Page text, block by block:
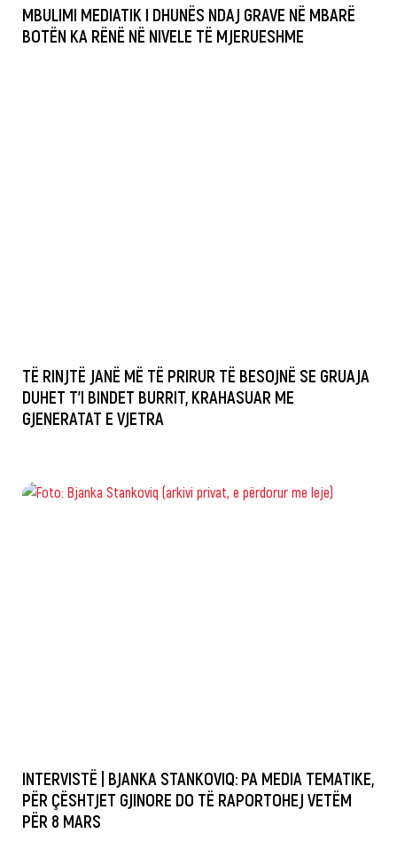
MBULIMI MEDIATIK I DHUNËS NDAJ GRAVE NË MBARË
BOTËN KA RËNË NË NIVELE TË MJERUESHME
TË RINJTË JANË MË TË PRIRUR TË BESOJNË SE GRUAJA
DUHET T’I BINDET BURRIT, KRAHASUAR ME
GJENERATAT E VJETRA
INTERVISTË | BJANKA STANKOVIQ: PA MEDIA TEMATIKE,
PËR ÇËSHTJET GJINORE DO TË RAPORTOHEJ VETËM
PËR 8 MARS